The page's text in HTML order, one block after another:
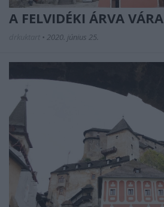
A FELVIDÉKI ÁRVA VÁRA
• 2020. június 25.